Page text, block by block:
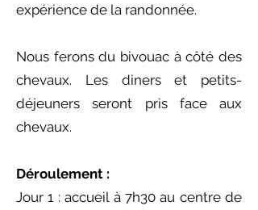
expérience de la randonnée.
Nous ferons du bivouac à côté des
chevaux. Les diners et petits-
déjeuners seront pris face aux
chevaux.
Déroulement :
Jour 1 : accueil à 7h30 au centre de